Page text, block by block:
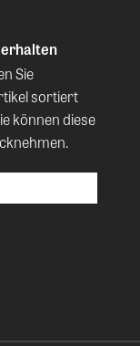
Sie
sortiert
können diese